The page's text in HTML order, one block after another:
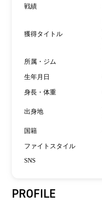
戦績
獲得タイトル
所属・ジム
生年月日
身長・体重
出身地
国籍
ファイトスタイル
SNS
PROFILE